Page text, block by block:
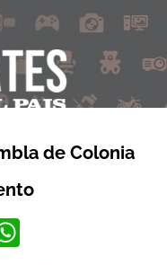
de Colonia